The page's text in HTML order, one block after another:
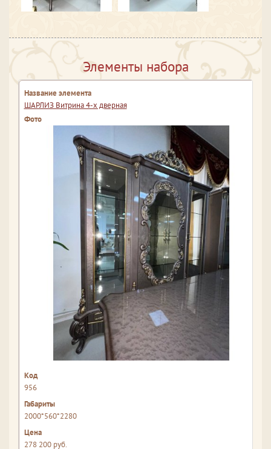
Элементы набора
ШАРЛИЗ Витрина 4-х дверная
956
2000*560*2280
278 200 руб.